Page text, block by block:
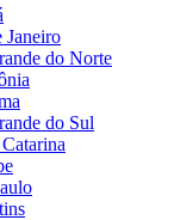
Janeiro
do Norte
do Sul